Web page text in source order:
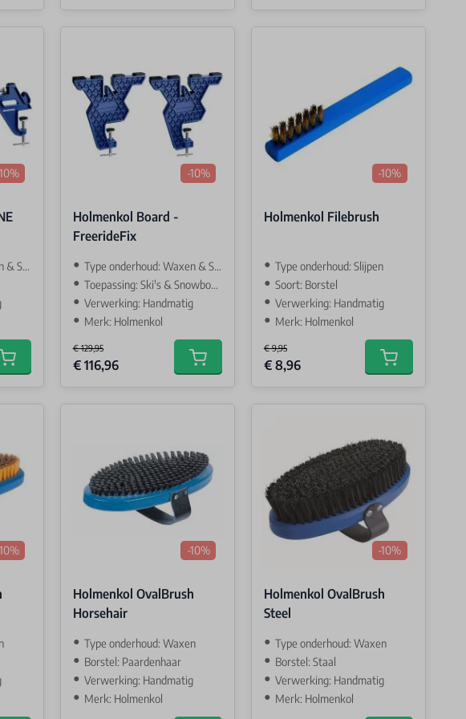
Add to cart
-10%
Holmenkol Board -
FreerideFix
Type onderhoud: Waxen & Slijpen
Toepassing: Ski's & Snowboards
Verwerking: Handmatig
Merk: Holmenkol
€ 129,95
Special Price
€ 116,96 Add to cart
-10%
Holmenkol Filebrush
Type onderhoud: Slijpen
Soort: Borstel
Verwerking: Handmatig
Merk: Holmenkol
€ 9,95
Special Price
€ 8,96 Add to cart
-10%
Holmenkol OvalBrush
Horsehair
Type onderhoud: Waxen
Borstel: Paardenhaar
Verwerking: Handmatig
Merk: Holmenkol
-10%
Holmenkol OvalBrush
Steel
Type onderhoud: Waxen
Borstel: Staal
Verwerking: Handmatig
Merk: Holmenkol